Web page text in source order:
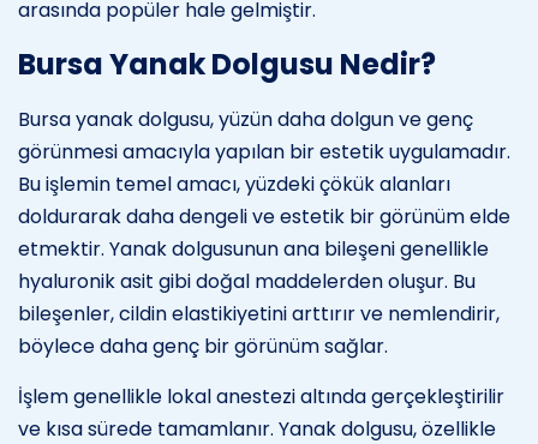
arasında popüler hale gelmiştir.
Bursa Yanak Dolgusu Nedir?
Bursa yanak dolgusu, yüzün daha dolgun ve genç
görünmesi amacıyla yapılan bir estetik uygulamadır.
Bu işlemin temel amacı, yüzdeki çökük alanları
doldurarak daha dengeli ve estetik bir görünüm elde
etmektir. Yanak dolgusunun ana bileşeni genellikle
hyaluronik asit gibi doğal maddelerden oluşur. Bu
bileşenler, cildin elastikiyetini arttırır ve nemlendirir,
böylece daha genç bir görünüm sağlar.
İşlem genellikle lokal anestezi altında gerçekleştirilir
ve kısa sürede tamamlanır. Yanak dolgusu, özellikle